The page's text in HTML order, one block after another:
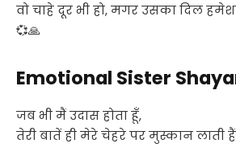
वो चाहे दूर भी हो, मगर उसका दिल
💞🙏
Emotional Sister
जब भी मैं उदास होता हूँ,
तेरी बातें ही मेरे चेहरे पर मुस्कान लाती